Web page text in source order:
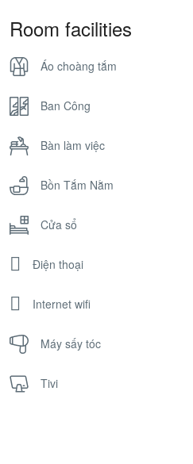
Room facilities
Áo choàng tắm
Ban Công
Bàn làm việc
Bồn Tắm Nằm
Cửa sổ
Điện thoại
Internet wifi
Máy sấy tóc
Tivi